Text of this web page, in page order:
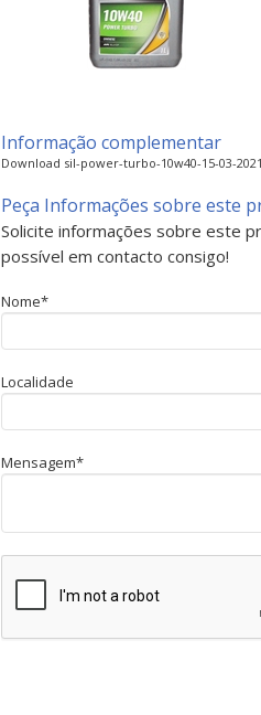
Informação complementar
Download sil-power-turbo-10w40-15-03-
Peça Informações sobre este
Solicite informações sobre este
possível em contacto consigo!
Nome*
Localidade
Mensagem*